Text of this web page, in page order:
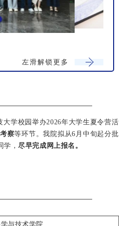
左滑解锁更多
学校园举办2026年大学生夏令营活
察等环节。我院拟从6月中旬起分批
学，尽早完成网上报名 。
与技术学院